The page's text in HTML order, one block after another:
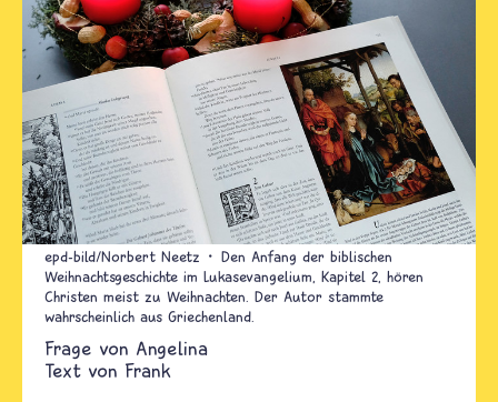
epd-bild/Norbert Neetz
Den Anfang der biblischen
Weihnachtsgeschichte im Lukasevangelium, Kapitel 2, hören
Christen meist zu Weihnachten. Der Autor stammte
wahrscheinlich aus Griechenland.
Angelina
Text von Frank